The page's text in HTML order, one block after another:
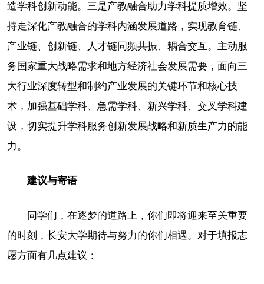
造学科创新动能。三是产教融合助力学科提质增效。坚
持走深化产教融合的学科内涵发展道路，实现教育链、
产业链、创新链、人才链同频共振、耦合交互。主动服
务国家重大战略需求和地方经济社会发展需要，面向三
大行业深度转型和制约产业发展的关键环节和核心技
术，加强基础学科、急需学科、新兴学科、交叉学科建
设，切实提升学科服务创新发展战略和新质生产力的能
力。
建议与寄语
同学们，在逐梦的道路上，你们即将迎来至关重要
的时刻，长安大学期待与努力的你们相遇。对于填报志
愿方面有几点建议：